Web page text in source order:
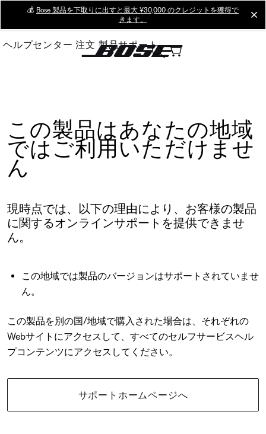
Main
💰 Bose 製品を下取りに出すと最大 ¥30,000 のクレジットを獲得で
きます。
ヘルプセンター 注文 製品サポート
この製品はあなたの地域
ではご利用いただけませ
ん
現時点では、以下の理由により、お客様の製品
に関するオンラインサポートを提供できませ
ん。
この地域では製品のバージョンはサポートされていませ
ん。
この製品を別の国/地域で購入された場合は、それぞれの
Webサイトにアクセスして、すべてのセルフサービスヘル
プコンテンツにアクセスしてください。
サポートホームページへ